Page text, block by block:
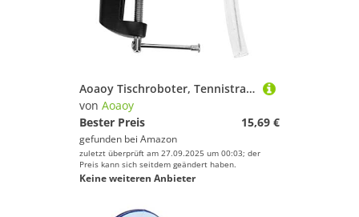
Aoaoy Tischroboter, Tennistraining
von Aoaoy
Bester Preis
15,69 €
gefunden bei Amazon
zuletzt überprüft am 27.09.2025 um 00:03; der
Preis kann sich seitdem geändert haben.
Keine weiteren Anbieter